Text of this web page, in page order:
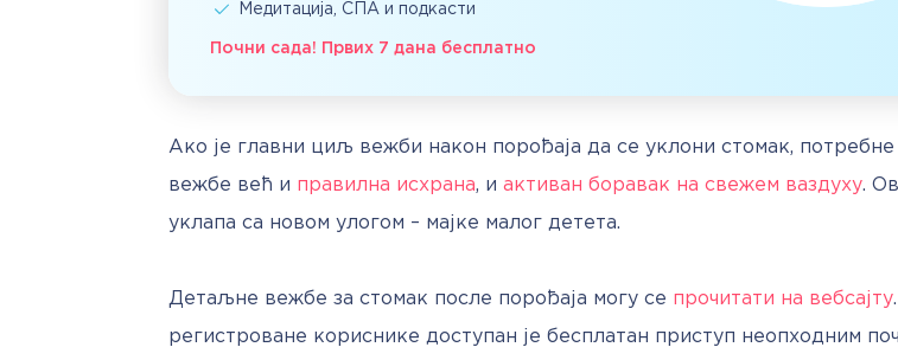
Медитација, СПА и подкасти
Почни сада! Првих 7 дана бесплатно
Ако је главни циљ вежби након порођаја да се уклони стомак, потребне
вежбе већ и правилна исхрана, и активан боравак на свежем ваздуху.
уклапа са новом улогом – мајке малог детета.
Детаљне вежбе за стомак после порођаја могу се прочитати на вебсајту
регистроване кориснике доступан је бесплатан приступ неопходним